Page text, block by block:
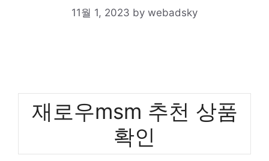
11월 1, 2023 by webadsky
재로우msm 추천 상품
확인